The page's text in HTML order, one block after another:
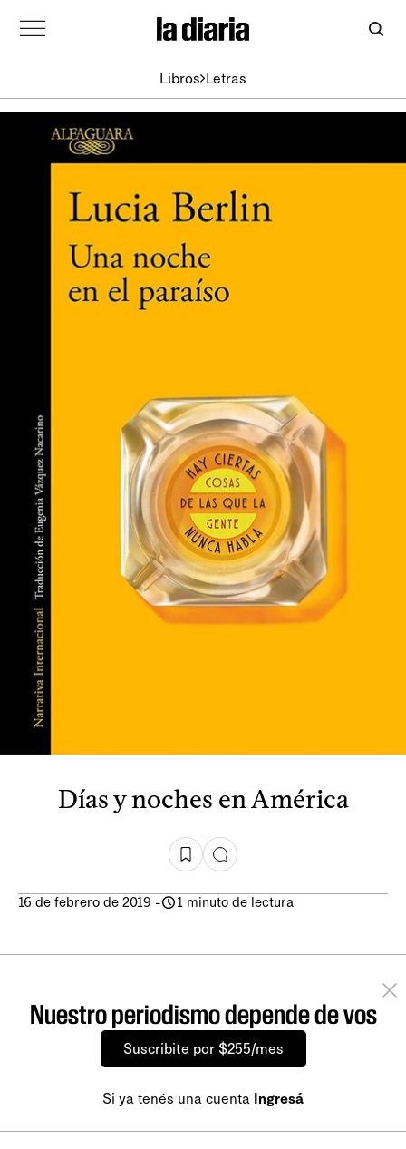
Libros Letras
Días y noches en América
16 de febrero de 2019 - 1 minuto de lectura
Nuestro periodismo depende de vos
Suscribite por $255/mes
Si ya tenés una cuenta Ingresá